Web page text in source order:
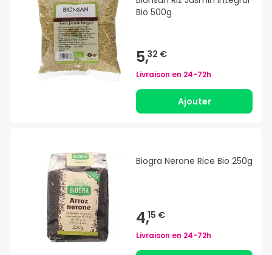
Bio 500g
5,32 €
Livraison en 24-72h
Ajouter
Biogra Nerone Rice Bio 250g
4,15 €
Livraison en 24-72h